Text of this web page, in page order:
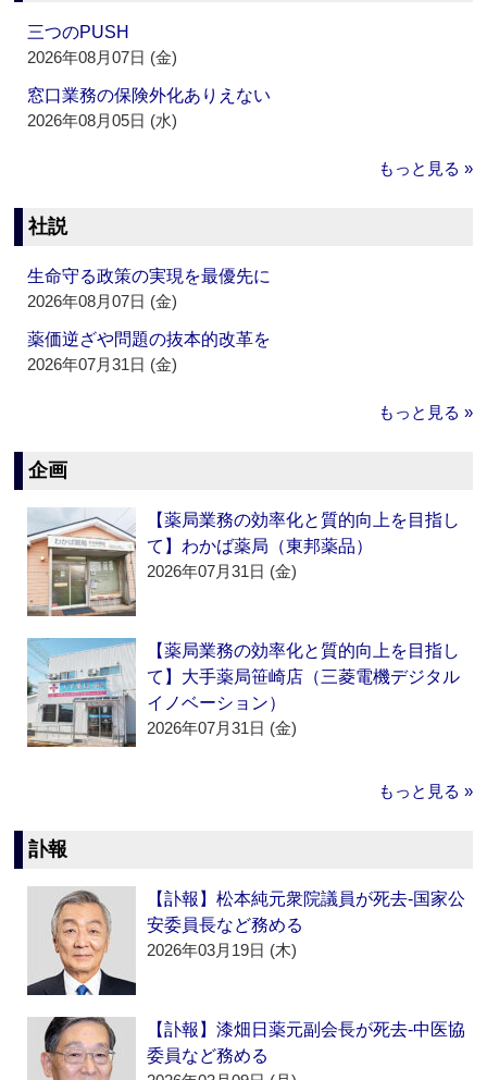
三つのPUSH
2026年08月07日 (金)
窓口業務の保険外化ありえない
2026年08月05日 (水)
もっと見る »
社説
生命守る政策の実現を最優先に
2026年08月07日 (金)
薬価逆ざや問題の抜本的改革を
2026年07月31日 (金)
もっと見る »
企画
【薬局業務の効率化と質的向上を目指し
て】わかば薬局（東邦薬品）
2026年07月31日 (金)
【薬局業務の効率化と質的向上を目指し
て】大手薬局笹崎店（三菱電機デジタル
イノベーション）
2026年07月31日 (金)
もっと見る »
訃報
【訃報】松本純元衆院議員が死去‐国家公
安委員長など務める
2026年03月19日 (木)
【訃報】漆畑日薬元副会長が死去‐中医協
委員など務める